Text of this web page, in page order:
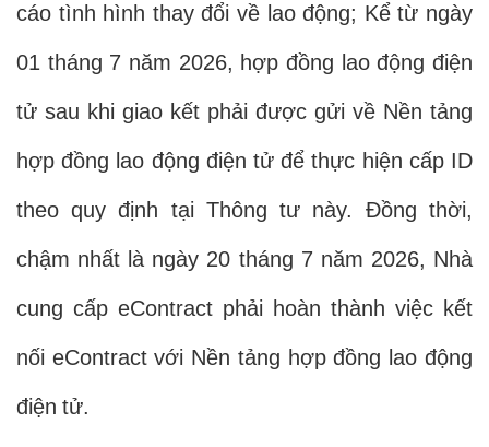
cáo tình hình thay đổi về lao động; Kể từ ngày
01 tháng 7 năm 2026, hợp đồng lao động điện
tử sau khi giao kết phải được gửi về Nền tảng
hợp đồng lao động điện tử để thực hiện cấp ID
theo quy định tại Thông tư này. Đồng thời,
chậm nhất là ngày 20 tháng 7 năm 2026, Nhà
cung cấp eContract phải hoàn thành việc kết
nối eContract với Nền tảng hợp đồng lao động
điện tử.